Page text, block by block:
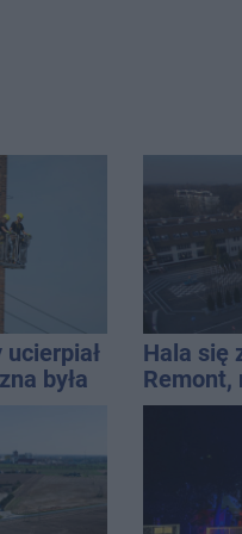
była
Hala się
Remont,